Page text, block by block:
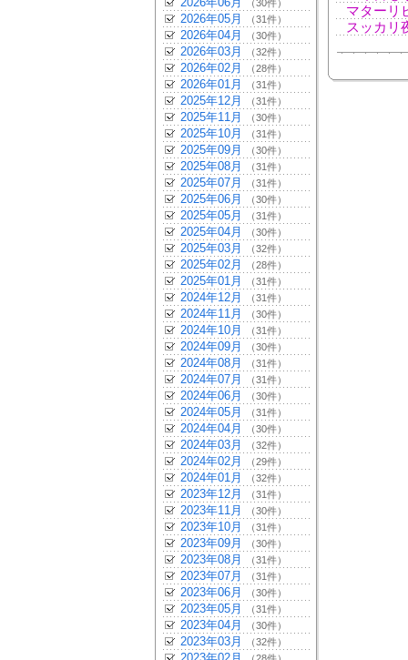
（30件）
2026年05月 （31件）
2026年04月 （30件）
2026年03月 （32件）
2026年02月 （28件）
2026年01月 （31件）
2025年12月 （31件）
2025年11月 （30件）
2025年10月 （31件）
2025年09月 （30件）
2025年08月 （31件）
2025年07月 （31件）
2025年06月 （30件）
2025年05月 （31件）
2025年04月 （30件）
2025年03月 （32件）
2025年02月 （28件）
2025年01月 （31件）
2024年12月 （31件）
2024年11月 （30件）
2024年10月 （31件）
2024年09月 （30件）
2024年08月 （31件）
2024年07月 （31件）
2024年06月 （30件）
2024年05月 （31件）
2024年04月 （30件）
2024年03月 （32件）
2024年02月 （29件）
2024年01月 （32件）
2023年12月 （31件）
2023年11月 （30件）
2023年10月 （31件）
2023年09月 （30件）
2023年08月 （31件）
2023年07月 （31件）
2023年06月 （30件）
2023年05月 （31件）
2023年04月 （30件）
2023年03月 （32件）
マターリ
スッカリ